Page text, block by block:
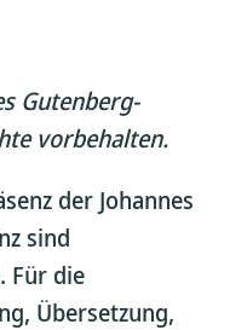
Gutenberg-
vorbehalten.
der Johannes
sind
Für die
Übersetzung,